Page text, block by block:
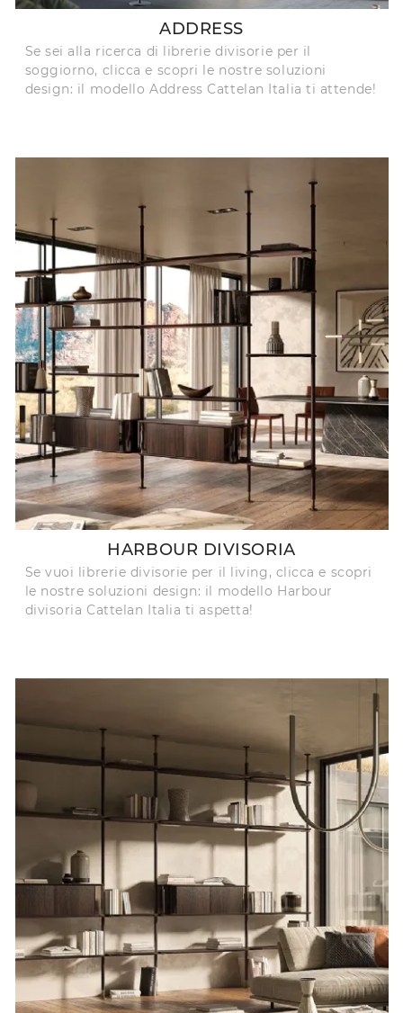
ADDRESS
Se sei alla ricerca di librerie divisorie per il
soggiorno, clicca e scopri le nostre soluzioni
design: il modello Address Cattelan Italia ti attende!
HARBOUR DIVISORIA
Se vuoi librerie divisorie per il living, clicca e scopri
le nostre soluzioni design: il modello Harbour
divisoria Cattelan Italia ti aspetta!